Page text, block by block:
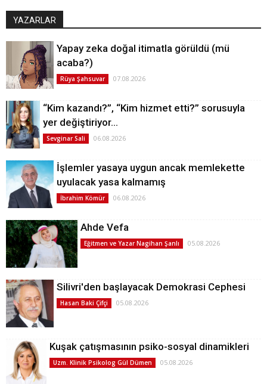
YAZARLAR
Yapay zeka doğal itimatla görüldü (mü
acaba?)
Rüya Şahsuvar 07.08.2026
“Kim kazandı?”, “Kim hizmet etti?” sorusuyla
yer değiştiriyor…
Sevginar Sali 06.08.2026
İşlemler yasaya uygun ancak memlekette
uyulacak yasa kalmamış
İbrahim Kömür 06.08.2026
Ahde Vefa
Eğitmen ve Yazar Nagihan Şanlı 05.08.2026
Silivri'den başlayacak Demokrasi Cephesi
Hasan Baki Çifçi 05.08.2026
Kuşak çatışmasının psiko-sosyal dinamikleri
Uzm. Klinik Psikolog Gül Dümen 05.08.2026